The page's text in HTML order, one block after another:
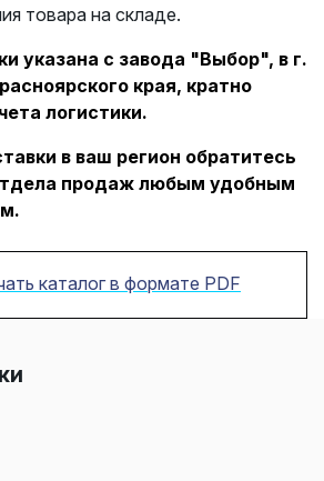
товара на складе.
указана с завода "Выбор", в г.
края, кратно
логистики.
в ваш регион обратитесь
продаж любым удобным
каталог в формате PDF